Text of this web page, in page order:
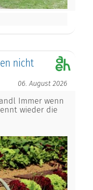
nicht
06. August 2026
Immer wenn
wieder die